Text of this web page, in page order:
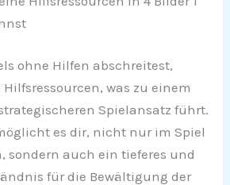
ohne Hilfen abschreitest,
was zu einem
Spielansatz führt.
es dir, nicht nur im Spiel
sondern auch ein tieferes und
für die Bewältigung der